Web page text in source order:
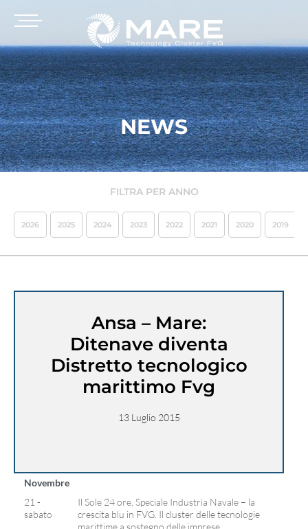
NEWS
FILTRA PER ANNO
2026 2025 2024 2023 2022 2021 2020 2019
Ansa – Mare:
Ditenave diventa
Distretto tecnologico
marittimo Fvg
13 Luglio 2015
Novembre
21 -
sabato
Il Sole 24 ore, Speciale Industria Navale – la
crescita blu in FVG. Il cluster delle tecnologie
marittime a sostegno delle imprese